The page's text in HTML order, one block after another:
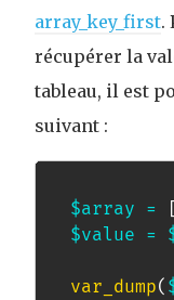
array_key_first.
récupérer la
tableau, il est
suivant :
$array = [
$value =
var_dump(